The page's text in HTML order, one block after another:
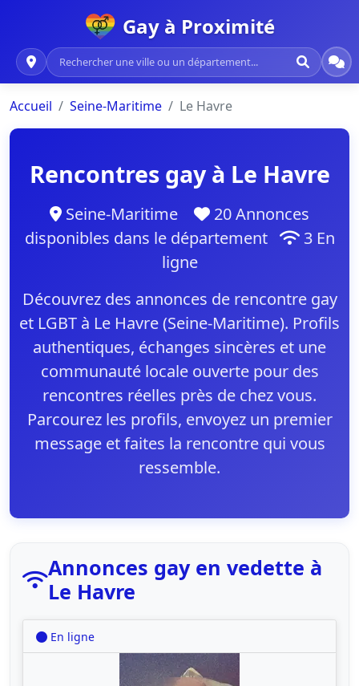
Gay à Proximité
Accueil Seine-Maritime Le Havre
Rencontres gay à Le Havre
Seine-Maritime
20 Annonces
disponibles dans le département
3 En
ligne
Découvrez des annonces de rencontre gay
et LGBT à Le Havre (Seine-Maritime). Profils
authentiques, échanges sincères et une
communauté locale ouverte pour des
rencontres réelles près de chez vous.
Parcourez les profils, envoyez un premier
message et faites la rencontre qui vous
ressemble.
Annonces gay en vedette à
Le Havre
En ligne